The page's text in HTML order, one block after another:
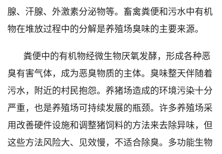
腺、汗腺、外激素分泌物等。畜禽粪便和污水中有机
物在堆放过程中的分解是养殖场臭味的主要来源。
粪便中的有机物经微生物厌氧发酵，形成各种恶
臭有害气体，成为恶臭物质的主体。臭味整天伴随着
污水，附近的村民抱怨。养猪场造成的环境污染十分
严重，也是养殖场可持续发展的瓶颈。许多养殖场采
用改善硬件设施和调整猪饲料的方法来去除异味，但
这些方法风险大、见效慢，不适合除臭。多功能生物